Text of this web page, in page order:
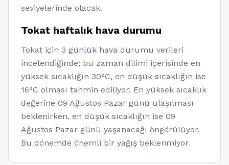
seviyelerinde olacak.
Tokat haftalık hava durumu
Tokat için 3 günlük hava durumu verileri
incelendiğinde; bu zaman dilimi içerisinde en
yüksek sıcaklığın 30°C, en düşük sıcaklığın ise
16°C olması tahmin ediliyor. En yüksek sıcaklık
değerine 09 Ağustos Pazar günü ulaşılması
beklenirken, en düşük sıcaklığın ise 09
Ağustos Pazar günü yaşanacağı öngörülüyor.
Bu dönemde önemli bir yağış beklenmiyor.